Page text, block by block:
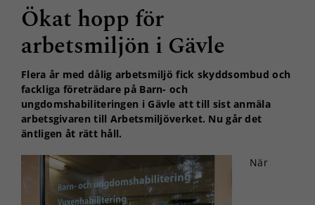
Ökat hopp för
arbetsmiljön i Gävle
Flera år med dålig arbetsmiljö fick skyddsombud och
fackliga företrädare på Barn- och
ungdomshabiliteringen i Gävle att till sist anmäla
arbetsgivaren till Arbetsmiljöverket. Nu går det
äntligen åt rätt håll.
När